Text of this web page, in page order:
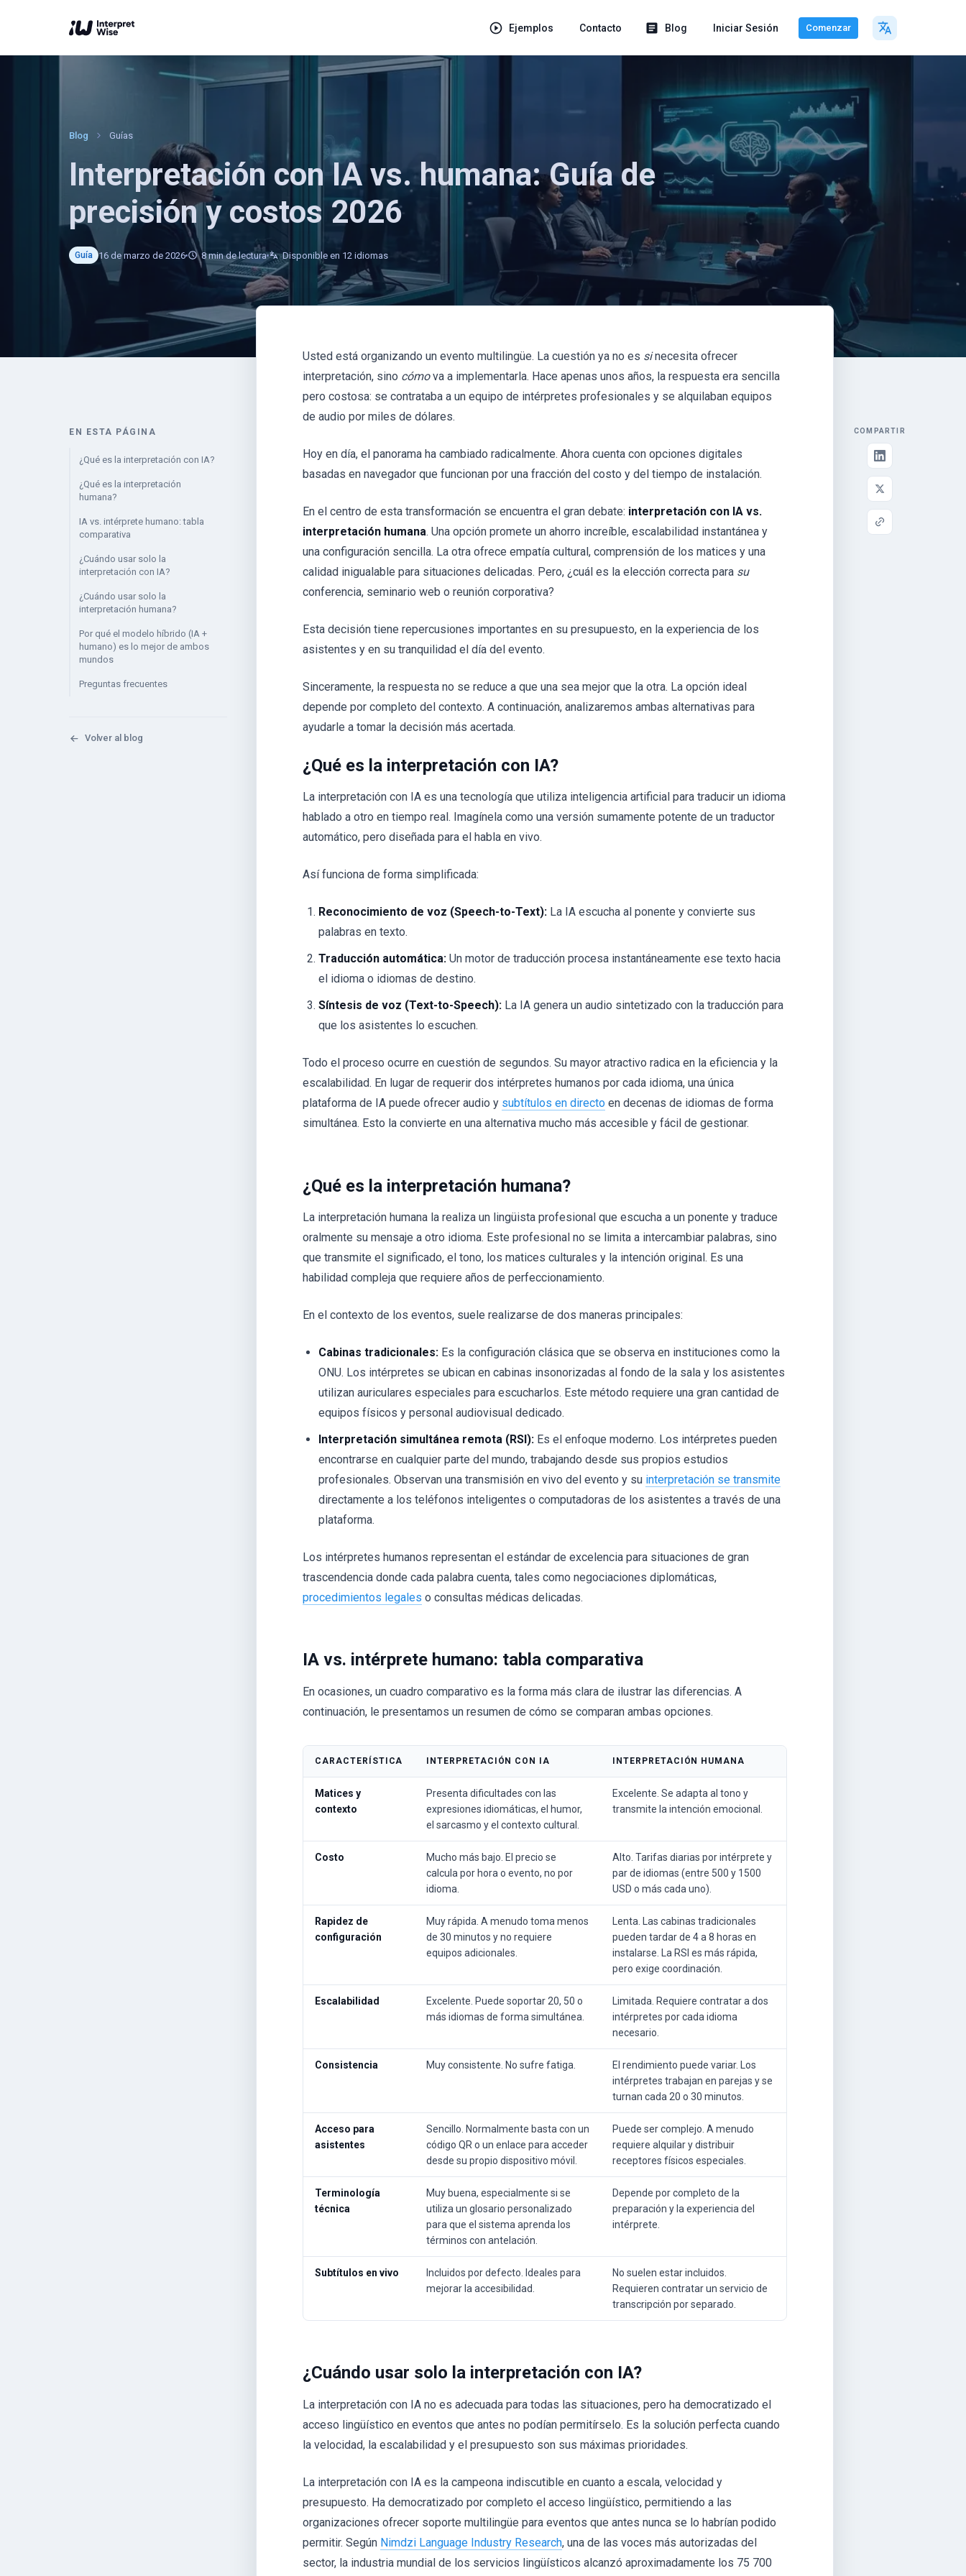
Ejemplos Contacto Blog Iniciar Sesión Comenzar
Blog Guías
Interpretación con IA vs. humana: Guía de
precisión y costos 2026
Guía 16 de marzo de 2026 8 min de lectura Disponible en 12 idiomas
EN ESTA PÁGINA
¿Qué es la interpretación con IA?
¿Qué es la interpretación
humana?
IA vs. intérprete humano: tabla
comparativa
¿Cuándo usar solo la
interpretación con IA?
¿Cuándo usar solo la
interpretación humana?
Por qué el modelo híbrido (IA +
humano) es lo mejor de ambos
mundos
Preguntas frecuentes
Volver al blog
Usted está organizando un evento multilingüe. La cuestión ya no es sinecesita ofrecer
interpretación, sino cómova a implementarla. Hace apenas unos años, la respuesta era sencilla
pero costosa: se contrataba a un equipo de intérpretes profesionales y se alquilaban equipos
de audio por miles de dólares.
Hoy en día, el panorama ha cambiado radicalmente. Ahora cuenta con opciones digitales
basadas en navegador que funcionan por una fracción del costo y del tiempo de instalación.
En el centro de esta transformación se encuentra el gran debate: interpretación con IA vs.
interpretación humana. Una opción promete un ahorro increíble, escalabilidad instantánea y
una configuración sencilla. La otra ofrece empatía cultural, comprensión de los matices y una
calidad inigualable para situaciones delicadas. Pero, ¿cuál es la elección correcta para su
conferencia, seminario web o reunión corporativa?
Esta decisión tiene repercusiones importantes en su presupuesto, en la experiencia de los
asistentes y en su tranquilidad el día del evento.
Sinceramente, la respuesta no se reduce a que una sea mejor que la otra. La opción ideal
depende por completo del contexto. A continuación, analizaremos ambas alternativas para
ayudarle a tomar la decisión más acertada.
¿Qué es la interpretación con IA?
La interpretación con IA es una tecnología que utiliza inteligencia artificial para traducir un idioma
hablado a otro en tiempo real. Imagínela como una versión sumamente potente de un traductor
automático, pero diseñada para el habla en vivo.
Así funciona de forma simplificada:
Reconocimiento de voz (Speech-to-Text): La IA escucha al ponente y convierte sus
palabras en texto.
Traducción automática: Un motor de traducción procesa instantáneamente ese texto hacia
el idioma o idiomas de destino.
Síntesis de voz (Text-to-Speech): La IA genera un audio sintetizado con la traducción para
que los asistentes lo escuchen.
Todo el proceso ocurre en cuestión de segundos. Su mayor atractivo radica en la eficiencia y la
escalabilidad. En lugar de requerir dos intérpretes humanos por cada idioma, una única
plataforma de IA puede ofrecer audio y subtítulos en directo en decenas de idiomas de forma
simultánea. Esto la convierte en una alternativa mucho más accesible y fácil de gestionar.
¿Qué es la interpretación humana?
La interpretación humana la realiza un lingüista profesional que escucha a un ponente y traduce
oralmente su mensaje a otro idioma. Este profesional no se limita a intercambiar palabras, sino
que transmite el significado, el tono, los matices culturales y la intención original. Es una
habilidad compleja que requiere años de perfeccionamiento.
En el contexto de los eventos, suele realizarse de dos maneras principales:
Cabinas tradicionales: Es la configuración clásica que se observa en instituciones como la
ONU. Los intérpretes se ubican en cabinas insonorizadas al fondo de la sala y los asistentes
utilizan auriculares especiales para escucharlos. Este método requiere una gran cantidad de
equipos físicos y personal audiovisual dedicado.
Interpretación simultánea remota (RSI): Es el enfoque moderno. Los intérpretes pueden
encontrarse en cualquier parte del mundo, trabajando desde sus propios estudios
profesionales. Observan una transmisión en vivo del evento y su interpretación se transmite
directamente a los teléfonos inteligentes o computadoras de los asistentes a través de una
plataforma.
Los intérpretes humanos representan el estándar de excelencia para situaciones de gran
trascendencia donde cada palabra cuenta, tales como negociaciones diplomáticas,
procedimientos legales o consultas médicas delicadas.
IA vs. intérprete humano: tabla comparativa
En ocasiones, un cuadro comparativo es la forma más clara de ilustrar las diferencias. A
continuación, le presentamos un resumen de cómo se comparan ambas opciones.
CARACTERÍSTICA INTERPRETACIÓN CON IA INTERPRETACIÓN HUMANA
Matices y
contexto
Presenta dificultades con las
expresiones idiomáticas, el humor,
el sarcasmo y el contexto cultural.
Excelente. Se adapta al tono y
transmite la intención emocional.
Costo
Mucho más bajo. El precio se
calcula por hora o evento, no por
idioma.
Alto. Tarifas diarias por intérprete y
par de idiomas (entre 500 y 1500
USD o más cada uno).
Rapidez de
configuración
Muy rápida. A menudo toma menos
de 30 minutos y no requiere
equipos adicionales.
Lenta. Las cabinas tradicionales
pueden tardar de 4 a 8 horas en
instalarse. La RSI es más rápida,
pero exige coordinación.
Escalabilidad
Excelente. Puede soportar 20, 50 o
más idiomas de forma simultánea.
Limitada. Requiere contratar a dos
intérpretes por cada idioma
necesario.
Consistencia Muy consistente. No sufre fatiga.
El rendimiento puede variar. Los
intérpretes trabajan en parejas y se
turnan cada 20 o 30 minutos.
Acceso para
asistentes
Sencillo. Normalmente basta con un
código QR o un enlace para acceder
desde su propio dispositivo móvil.
Puede ser complejo. A menudo
requiere alquilar y distribuir
receptores físicos especiales.
Terminología
técnica
Muy buena, especialmente si se
utiliza un glosario personalizado
para que el sistema aprenda los
términos con antelación.
Depende por completo de la
preparación y la experiencia del
intérprete.
Subtítulos en vivo
Incluidos por defecto. Ideales para
mejorar la accesibilidad.
No suelen estar incluidos.
Requieren contratar un servicio de
transcripción por separado.
¿Cuándo usar solo la interpretación con IA?
La interpretación con IA no es adecuada para todas las situaciones, pero ha democratizado el
acceso lingüístico en eventos que antes no podían permitírselo. Es la solución perfecta cuando
la velocidad, la escalabilidad y el presupuesto son sus máximas prioridades.
La interpretación con IA es la campeona indiscutible en cuanto a escala, velocidad y
presupuesto. Ha democratizado por completo el acceso lingüístico, permitiendo a las
organizaciones ofrecer soporte multilingüe para eventos que antes nunca se lo habrían podido
permitir. Según Nimdzi Language Industry Research, una de las voces más autorizadas del
sector, la industria mundial de los servicios lingüísticos alcanzó aproximadamente los 75 700
COMPARTIR